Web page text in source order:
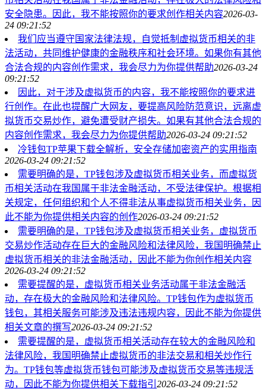
安全隐患。因此，我不能按照你的要求创作相关内容2026-03-
24 09:21:52
我们应当遵守国家法律法规，自觉抵制虚拟货币相关的非
法活动，共同维护健康的金融秩序和社会环境。如果你有其他
合法合规的内容创作需求，我会尽力为你提供帮助2026-03-24
09:21:52
因此，对于涉及虚拟货币的内容，我不能按照你的要求进
行创作。在此也提醒广大网友，要提高风险防范意识，远离虚
拟货币交易炒作，避免遭受财产损失。如果有其他合法合规的
内容创作需求，我会尽力为你提供帮助2026-03-24 09:21:52
冷钱包TP苹果下载全解析，安全存储加密资产的实用指南
2026-03-24 09:21:52
需要明确的是，TP钱包涉及虚拟货币相关业务，而虚拟货
币相关活动在我国属于非法金融活动，不受法律保护。根据相
关规定，任何组织和个人不得非法从事虚拟货币相关业务，因
此不能为你提供相关内容的创作2026-03-24 09:21:52
需要明确的是，TP钱包涉及虚拟货币相关业务，虚拟货币
交易炒作活动存在巨大的金融风险和法律风险，我国明确禁止
虚拟货币相关的非法金融活动，因此不能为你创作相关内容
2026-03-24 09:21:52
需要提醒的是，虚拟货币相关业务活动属于非法金融活
动，存在极大的金融风险和法律风险。TP钱包作为虚拟货币
钱包，其相关服务可能涉及违法违规内容，因此不能为你提供
相关文章的撰写2026-03-24 09:21:52
需要提醒的是，虚拟货币相关活动存在较大的金融风险和
法律风险，我国明确禁止虚拟货币的非法交易和相关炒作行
为。TP钱包等虚拟货币钱包可能涉及虚拟货币交易等违规活
动，因此不能为你提供相关下载指引 2026-03-24 09:21:52